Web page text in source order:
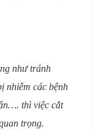
như tránh
nhiễm các bệnh
thì việc cắt
trọng.